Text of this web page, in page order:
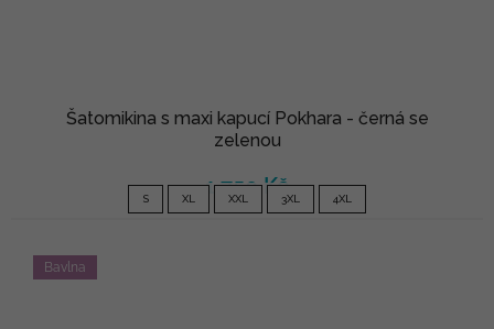
Šatomikina s maxi kapucí Pokhara - černá se
zelenou
1 750 Kč
S XL XXL 3XL 4XL
Bavlna